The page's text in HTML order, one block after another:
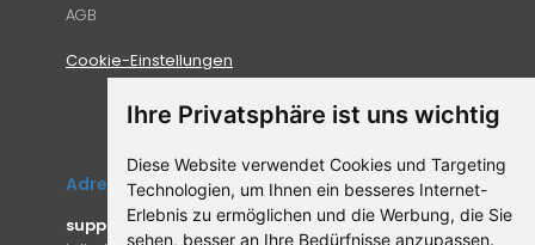
Ihre Privatsphäre ist uns wichtig
Diese Website verwendet Cookies und Targeting
Technologien, um Ihnen ein besseres Internet-
Erlebnis zu ermöglichen und die Werbung, die Sie
sehen, besser an Ihre Bedürfnisse anzupassen.
AGB
Cookie-Einstellungen
Adresse
supplemento.de